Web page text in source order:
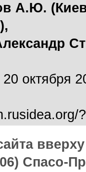
А.Ю.
октября
Спасо-